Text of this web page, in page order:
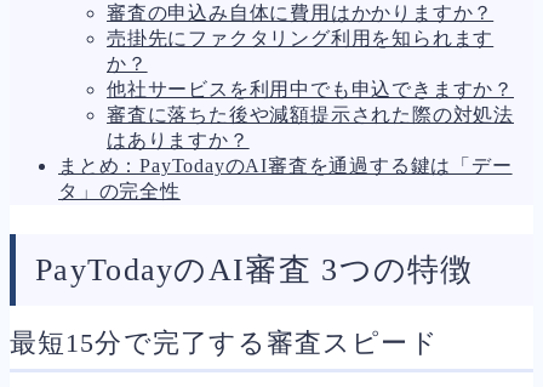
審査の申込み自体に費用はかかりますか？
売掛先にファクタリング利用を知られます
か？
他社サービスを利用中でも申込できますか？
審査に落ちた後や減額提示された際の対処法
はありますか？
まとめ：PayTodayのAI審査を通過する鍵は「デー
タ」の完全性
PayTodayのAI審査 3つの特徴
最短15分で完了する審査スピード